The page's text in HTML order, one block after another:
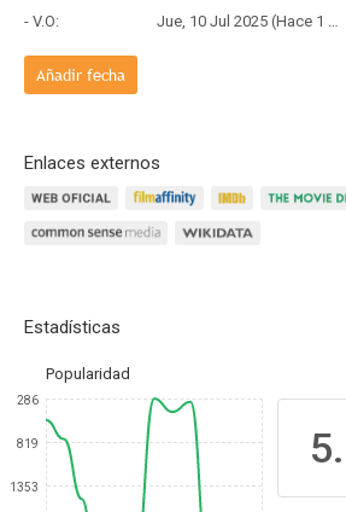
- V.O:
Jue, 10 Jul 2025 (Hace 1 año)
Añadir fecha
Enlaces externos
Estadísticas
Popularidad
286
819
1353